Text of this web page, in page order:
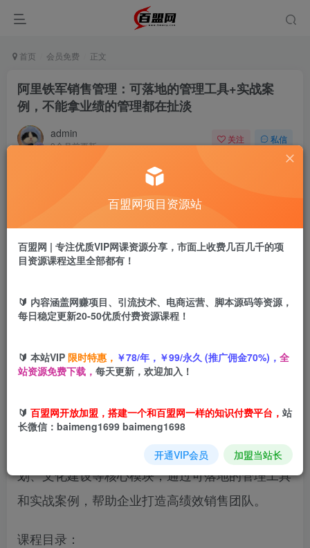
首页 会员免费 正文
阿里铁军销售管理：可落地的管理工具+实战案
例，不能拿业绩的管理都在扯淡
admin
9个月前更新
关注 私信
盟币 9.9
立即购买
程，系统讲解从销冠到管理者的角色转变、团队培
养方法、目标管理、KPI设计、员工辅导、战役策
划、文化建设等核心模块，通过可落地的管理工具
和实战案例，帮助企业打造高绩效销售团队。
课程目录：
百盟网项目资源站
百盟网 | 专注优质VIP网课资源分享，市面上收费几百几千的项
目资源课程这里全部都有！
🔰 内容涵盖网赚项目、引流技术、电商运营、脚本源码等资源，
每日稳定更新20-50优质付费资源课程！
🔰 本站VIP 限时特惠， ￥78/年，￥99/永久 (推广佣金70%)， 全
站资源免费下载， 每天更新，欢迎加入！
🔰 百盟网开放加盟，搭建一个和百盟网一样的知识付费平台， 站
长微信：baimeng1699 baimeng1698
开通VIP会员 加盟当站长